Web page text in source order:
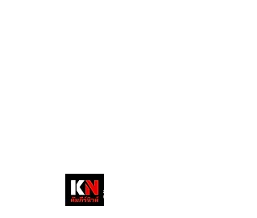
วส์
สื่อลึกวงการสงฆ์ เจาะตรงพระเ